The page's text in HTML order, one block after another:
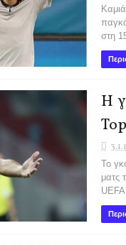
στη
Η
Το
ματς